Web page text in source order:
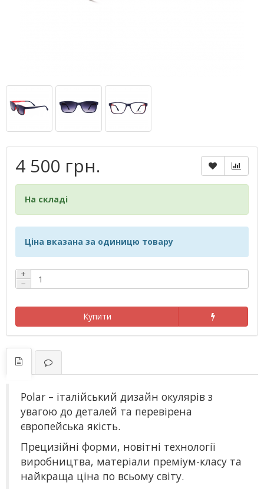
4 500 грн.
На складі
Ціна вказана за одиницю товару
+
−
Купити
Polar – італійський дизайн окулярів з
увагою до деталей та перевірена
європейська якість.
Прецизійні форми, новітні технології
виробництва, матеріали преміум-класу та
найкраща ціна по всьому світу.